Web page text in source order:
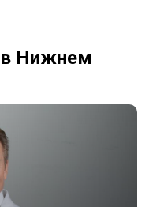
в Нижнем